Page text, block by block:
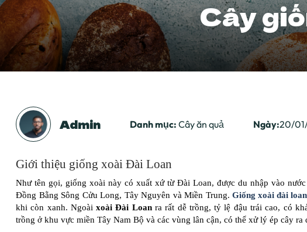
Cây
Admin Danh mục: Cây ăn quả Ngày:20/
Giới thiệu giống xoài Đài Loan
Như tên gọi, giống xoài này có xuất xứ từ Đài Loan, được du nhập vào
Đồng Bằng Sông Cửu Long, Tây Nguyên và Miền Trung.Giống xoài đài loan
khi còn xanh. Ngoàixoài Đài Loanra rất dễ trồng, tỷ lệ đậu trái cao, có
trồng ở khu vực miền Tây Nam Bộ và các vùng lân cận, có thể xử lý ép cây